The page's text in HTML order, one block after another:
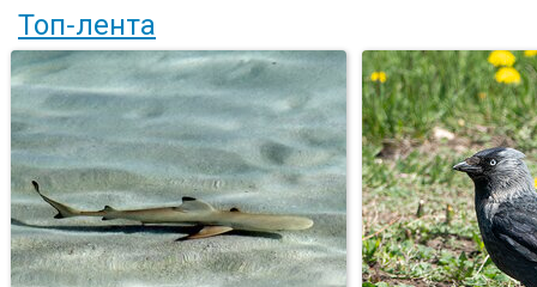
Топ-лента